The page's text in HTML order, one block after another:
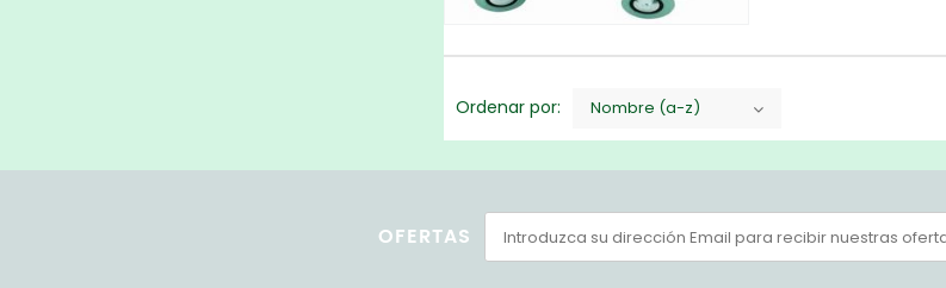
Ordenar por: Nombre (a-z)
OFERTAS